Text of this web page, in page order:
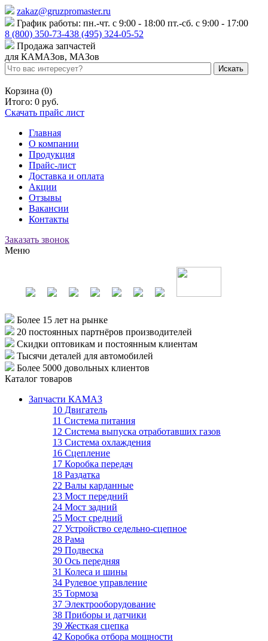
zakaz@gruzpromaster.ru
График работы: пн.-чт. с 9:00 - 18:00 пт.-сб. с 9:00 - 17:00
8 (800) 350-73-438 (495) 324-05-52
Продажа запчастей
для КАМАЗов, МАЗов
Корзина (0)
Итого: 0 руб.
Скачать прайс лист
Главная
О компании
Продукция
Прайс-лист
Доставка и оплата
Акции
Отзывы
Вакансии
Контакты
Заказать звонок
Меню
Более 15 лет на рынке
20 постоянных партнёров производителей
Скидки оптовикам и постоянным клиентам
Тысячи деталей для автомобилей
Более 5000 довольных клиентов
Каталог товаров
Запчасти КАМАЗ
10 Двигатель
11 Система питания
12 Система выпуска отработавших газов
13 Система охлаждения
16 Сцепление
17 Коробка передач
18 Раздатка
22 Валы карданные
23 Мост передний
24 Мост задний
25 Мост средний
27 Устройство седельно-сцепное
28 Рама
29 Подвеска
30 Ось передняя
31 Колеса и шины
34 Рулевое управление
35 Тормоза
37 Электрооборудование
38 Приборы и датчики
39 Жесткая сцепка
42 Коробка отбора мощности